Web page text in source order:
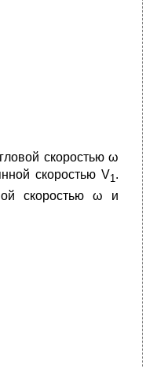
скоростью ω
скоростью V1.
скоростью ω и